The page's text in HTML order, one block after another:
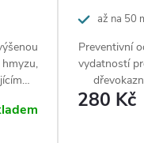
až na 50
Preventivní
vydatností
280 Kč